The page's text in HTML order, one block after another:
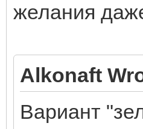
желания
Alkonaft
Вариант